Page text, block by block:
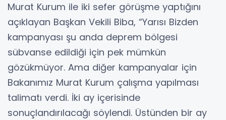
Murat Kurum ile iki sefer görüşme yaptığını
açıklayan Başkan Vekili Biba, “Yarısı Bizden
kampanyası şu anda deprem bölgesi
sübvanse edildiği için pek mümkün
gözükmüyor. Ama diğer kampanyalar için
Bakanımız Murat Kurum çalışma yapılması
talimatı verdi. İki ay içerisinde
sonuçlandırılacağı söylendi. Üstünden bir ay